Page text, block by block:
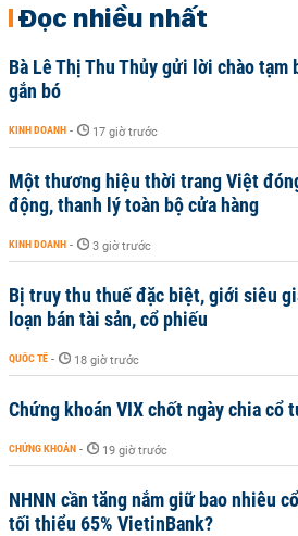
Đọc nhiều nhất
Bà Lê Thị Thu Thủy gửi lời chào tạm
gắn bó
KINH DOANH - 17 giờ trước
Một thương hiệu thời trang Việt
động, thanh lý toàn bộ cửa hàng
KINH DOANH - 3 giờ trước
Bị truy thu thuế đặc biệt, giới siêu
loạn bán tài sản, cổ phiếu
QUỐC TẾ - 18 giờ trước
Chứng khoán VIX chốt ngày chia cổ
CHỨNG KHOÁN - 19 giờ trước
NHNN cần tăng nắm giữ bao nhiêu
tối thiểu 65% VietinBank?